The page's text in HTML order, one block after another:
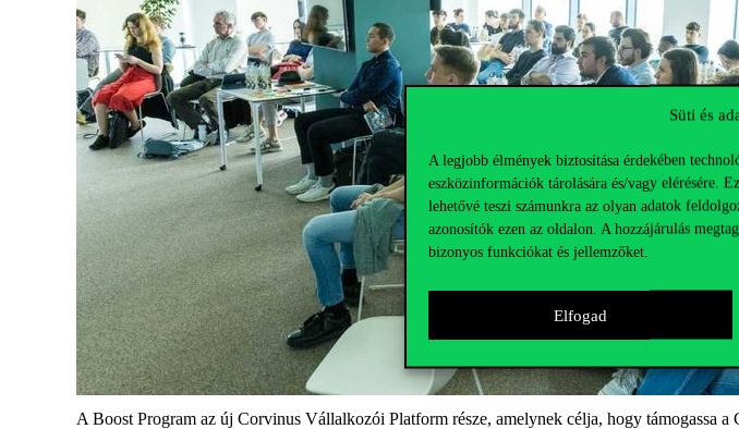
Süti és
A legjobb élmények biztosítása érdekében
eszközinformációk tárolására és/vagy elérésére.
lehetővé teszi számunkra az olyan adatok
azonosítók ezen az oldalon. A hozzájárulás
bizonyos funkciókat és jellemzőket.
Elfogad
A Boost Program az új Corvinus Vállalkozói Platform része, amelynek célja, hogy támogassa